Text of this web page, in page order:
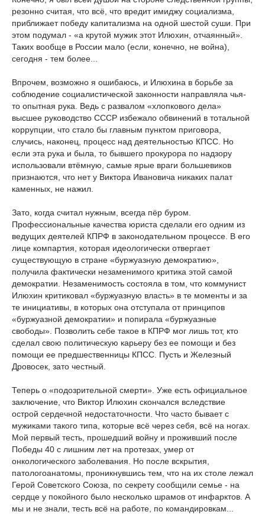
резонно считая, что всё, что вредит имиджу социализма,
приближает победу капитализма на одной шестой суши. При
этом подумал - «а крутой мужик этот Илюхин, отчаянный».
Таких вообще в России мало (если, конечно, не война),
сегодня - тем более...
Впрочем, возможно я ошибаюсь, и Илюхина в борьбе за
соблюдение социалистической законности направляла чья-
то опытная рука. Ведь с развалом «хлопкового дела»
высшее руководство СССР избежало обвинений в тотальной
коррупции, что стало бы главным пунктом приговора,
случись, наконец, процесс над деятельностью КПСС. Но
если эта рука и была, то бывшего прокурора по надзору
использовали втёмную, самые ярые враги большевиков
признаются, что нет у Виктора Ивановича никаких палат
каменных, не нажил.
Зато, когда считал нужным, всегда пёр буром.
Профессиональные качества юриста сделали его одним из
ведущих деятелей КПРФ в законодательном процессе. В его
лице компартия, которая идеологически отвергает
существующую в стране «буржуазную демократию»,
получила фактически незаменимого критика этой самой
демократии. Незаменимость состояла в том, что коммунист
Илюхин критиковал «буржуазную власть» в те моменты и за
те инициативы, в которых она отступала от принципов
«буржуазной демократии» и попирала «буржуазные
свободы». Позволить себе такое в КПРФ мог лишь тот, кто
сделал свою политическую карьеру без ее помощи и без
помощи ее предшественницы КПСС. Пусть и Железный
Дровосек, зато честный.
Теперь о «подозрительной смерти». Уже есть официальное
заключение, что Виктор Илюхин скончался вследствие
острой сердечной недостаточности. Что часто бывает с
мужиками такого типа, которые всё через себя, всё на ногах.
Мой первый тесть, прошедший войну и проживший после
Победы 40 с лишним лет на протезах, умер от
онкологического заболевания. Но после вскрытия,
патологоанатомы, проникнувшись тем, что на их столе лежал
Герой Советского Союза, по секрету сообщили семье - на
сердце у покойного было несколько шрамов от инфарктов. А
мы и не знали, тесть всё на работе, по командировкам...